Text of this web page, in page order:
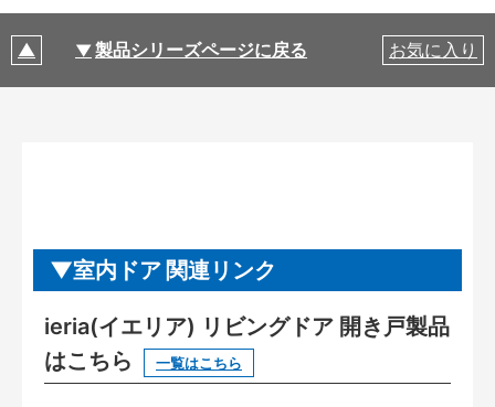
製品シリーズページに戻る お気に入り
室内ドア 関連リンク
ieria(イエリア) リビングドア 開き戸製品
はこちら
一覧はこちら